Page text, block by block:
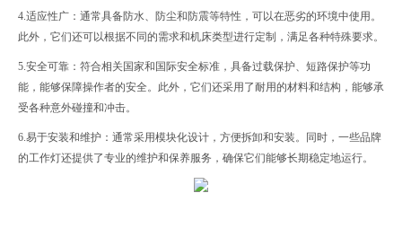
4.适应性广：通常具备防水、防尘和防震等特性，可以在恶劣的环境中使用。
此外，它们还可以根据不同的需求和机床类型进行定制，满足各种特殊要求。
5.安全可靠：符合相关国家和国际安全标准，具备过载保护、短路保护等功
能，能够保障操作者的安全。此外，它们还采用了耐用的材料和结构，能够承
受各种意外碰撞和冲击。
6.易于安装和维护：通常采用模块化设计，方便拆卸和安装。同时，一些品牌
的工作灯还提供了专业的维护和保养服务，确保它们能够长期稳定地运行。